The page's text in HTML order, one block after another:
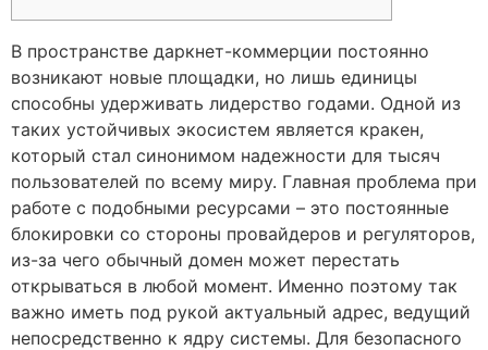
В пространстве даркнет-коммерции постоянно
возникают новые площадки, но лишь единицы
способны удерживать лидерство годами. Одной из
таких устойчивых экосистем является кракен,
который стал синонимом надежности для тысяч
пользователей по всему миру. Главная проблема при
работе с подобными ресурсами – это постоянные
блокировки со стороны провайдеров и регуляторов,
из-за чего обычный домен может перестать
открываться в любой момент. Именно поэтому так
важно иметь под рукой актуальный адрес, ведущий
непосредственно к ядру системы. Для безопасного